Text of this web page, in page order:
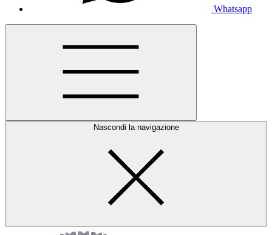
Whatsapp
Nascondi la navigazione